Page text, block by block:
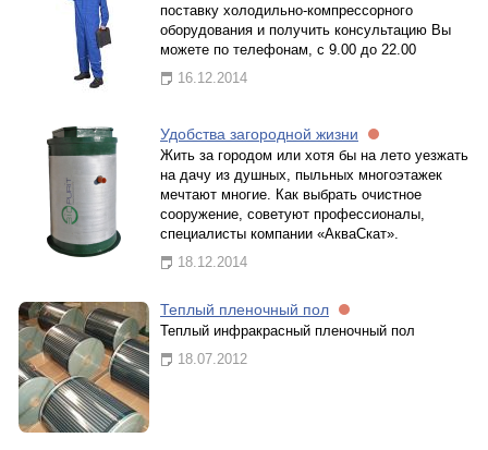
поставку холодильно-компрессорного
оборудования и получить консультацию Вы
можете по телефонам, с 9.00 до 22.00
16.12.2014
Удобства загородной жизни
Жить за городом или хотя бы на лето уезжать
на дачу из душных, пыльных многоэтажек
мечтают многие. Как выбрать очистное
сооружение, советуют профессионалы,
специалисты компании «АкваСкат».
18.12.2014
Теплый пленочный пол
Теплый инфракрасный пленочный пол
18.07.2012